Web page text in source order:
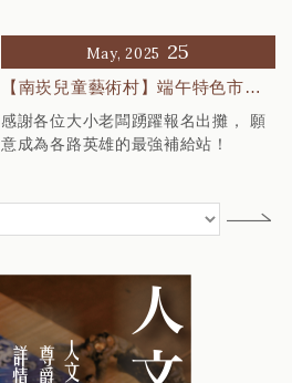
May, 2025 25
【南崁兒童藝術村】端午特色市集
攤商名單公告
感謝各位大小老闆踴躍報名出攤， 願
意成為各路英雄的最強補給站！